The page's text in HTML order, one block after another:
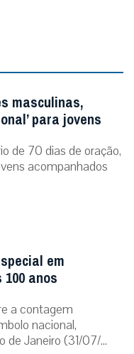
masculinas,
para jovens
de 70 dias de oração,
acompanhados
em
anos
a contagem
nacional,
de Janeiro (31/07/...